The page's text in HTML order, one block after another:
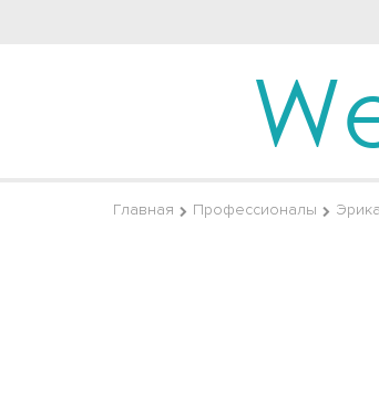
Главная Профессионалы